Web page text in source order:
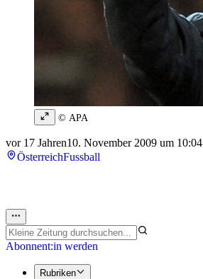
© APA
vor 17 Jahren10. November 2009 um 10:04
ÖsterreichFussball
Abonnent:in werden
Rubriken